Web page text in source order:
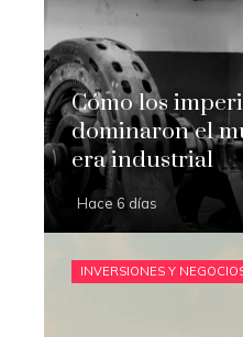
Cómo los
dominaron el
era industrial
Hace 6 días
INVERSIONES Y